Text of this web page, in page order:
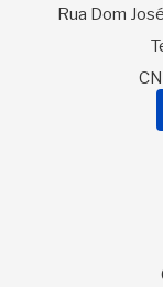
Rua Dom